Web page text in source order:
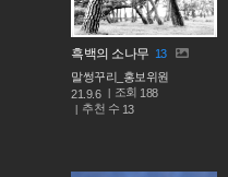
흑백의 소나무 13
말썽꾸리_홍보위원
21.9.6
조회 188
추천 수 13